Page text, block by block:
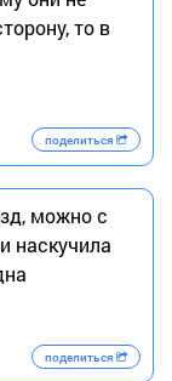
то в
поделиться
можно с
наскучила
поделиться